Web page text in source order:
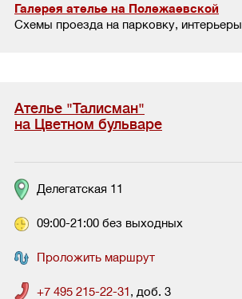
Галерея ателье на Полежаевской
Схемы проезда на парковку, интерьеры
Ателье "Талисман"
на Цветном бульваре
Делегатская 11
09:00-21:00 без выходных
Проложить маршрут
+7 495 215-22-31 , доб. 3